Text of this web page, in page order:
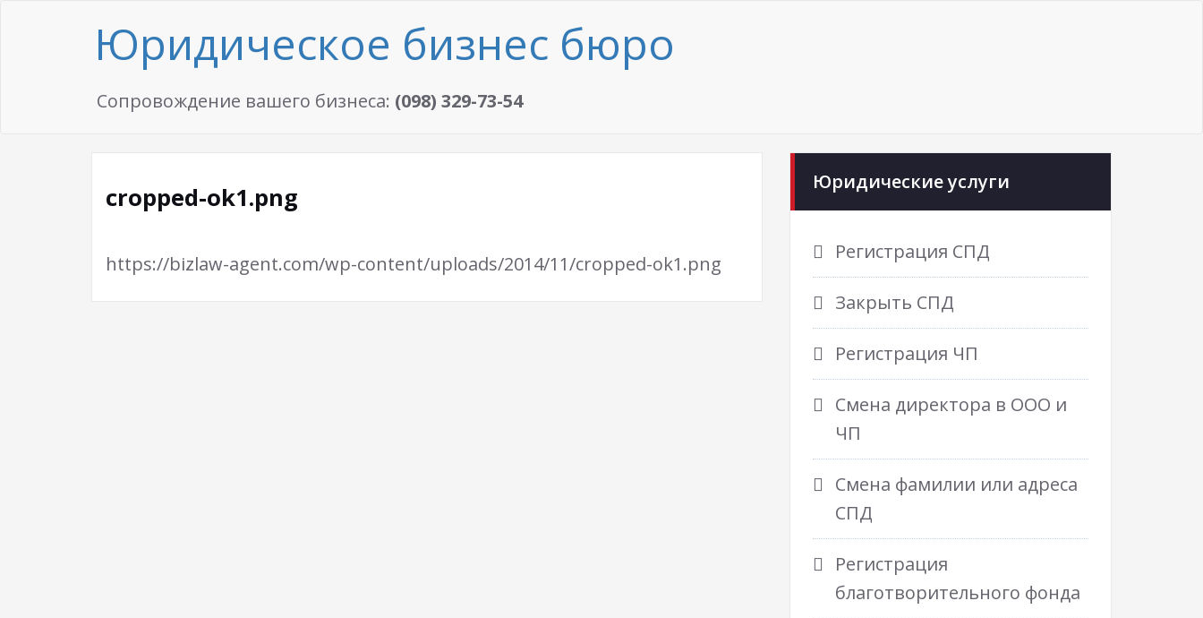
Юридическое бизнес бюро
Сопровождение вашего бизнеса: (098) 329-73-54
cropped-ok1.png
https://bizlaw-agent.com/wp-content/uploads/2014/11/cropped-ok1.png
Юридические услуги
Регистрация СПД
Закрыть СПД
Регистрация ЧП
Смена директора в ООО и
ЧП
Смена фамилии или адреса
СПД
Регистрация
благотворительного фонда